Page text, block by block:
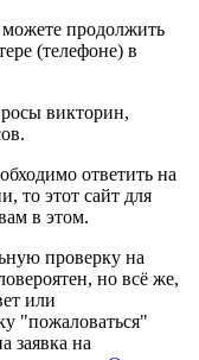
продолжить
(телефоне) в
викторин,
ответить на
то этот сайт для
в этом.
проверку на
но всё же,
или
"пожаловаться"
заявка на